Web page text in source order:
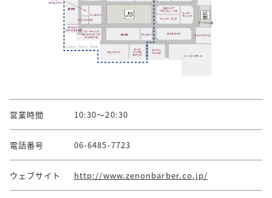
営業時間 10:30～20:30
電話番号 06-6485-7723
ウェブサイト http://www.zenonbarber.co.jp/